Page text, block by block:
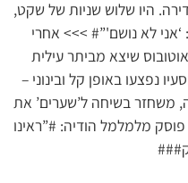
היו שלוש שניות של שקט,
לא נושם'”# >>> אחרי
בכביש 375, כאשר אוטובוס שיצא מביתר עילית
נפצעו באופן קל ובינוני –
משחזר בשיחה ל’שערים’ את
מלמלמל הודיה: #”ראינו